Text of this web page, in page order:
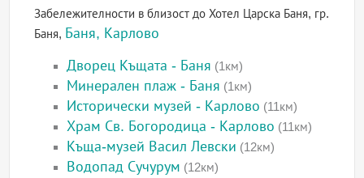
Забележителности в близост до Хотел Царска Баня, гр.
Баня, Баня, Карлово
Дворец Къщата - Баня (1км)
Минерален плаж - Баня (1км)
Исторически музей - Карлово (11км)
Храм Св. Богородица - Карлово (11км)
Къща-музей Васил Левски (12км)
Водопад Сучурум (12км)